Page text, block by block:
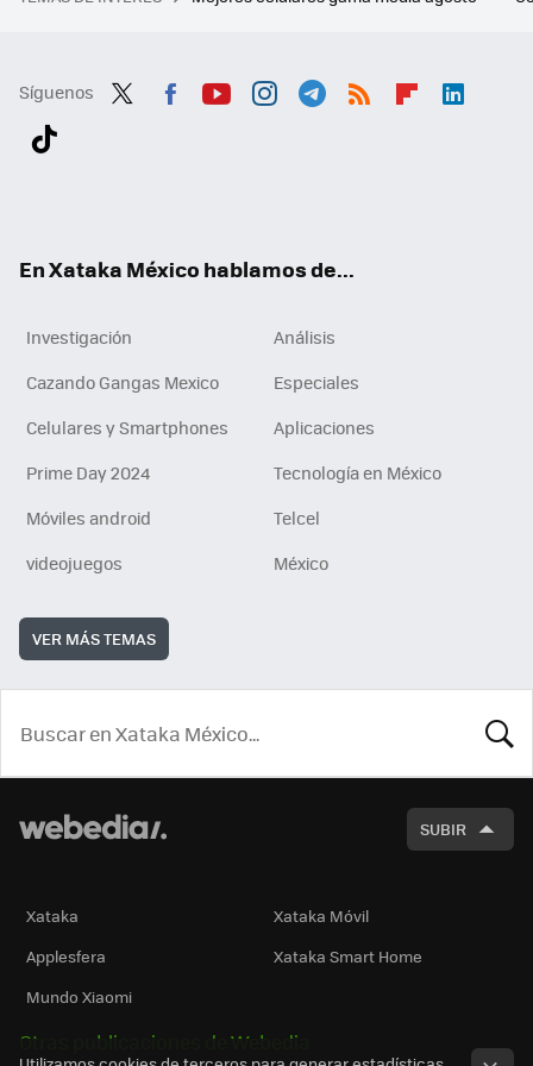
Síguenos
En Xataka México hablamos de...
Investigación
Análisis
Cazando Gangas Mexico
Especiales
Celulares y Smartphones
Aplicaciones
Prime Day 2024
Tecnología en México
Móviles android
Telcel
videojuegos
México
VER MÁS TEMAS
SUBIR
Xataka
Xataka Móvil
Applesfera
Xataka Smart Home
Mundo Xiaomi
Otras publicaciones de Webedia